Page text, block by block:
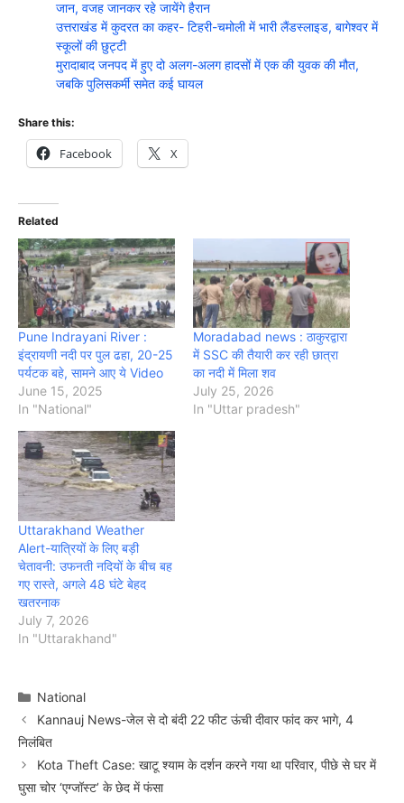
जान, वजह जानकर रहे जायेंगे हैरान
उत्तराखंड में कुदरत का कहर- टिहरी-चमोली में भारी लैंडस्लाइड, बागेश्वर में
स्कूलों की छुट्टी
मुरादाबाद जनपद में हुए दो अलग-अलग हादसों में एक की युवक की मौत,
जबकि पुलिसकर्मी समेत कई घायल
Share this:
Facebook X
Related
Pune Indrayani River :
इंद्रायणी नदी पर पुल ढहा, 20-25
पर्यटक बहे, सामने आए ये Video
June 15, 2025
In "National"
Moradabad news : ठाकुरद्वारा
में SSC की तैयारी कर रही छात्रा
का नदी में मिला शव
July 25, 2026
In "Uttar pradesh"
Uttarakhand Weather
Alert-यात्रियों के लिए बड़ी
चेतावनी: उफनती नदियों के बीच बह
गए रास्ते, अगले 48 घंटे बेहद
खतरनाक
July 7, 2026
In "Uttarakhand"
Categories
National
Kannauj News-जेल से दो बंदी 22 फीट ऊंची दीवार फांद कर भागे, 4
निलंबित
Kota Theft Case: खाटू श्याम के दर्शन करने गया था परिवार, पीछे से घर में
घुसा चोर ‘एग्जॉस्ट’ के छेद में फंसा